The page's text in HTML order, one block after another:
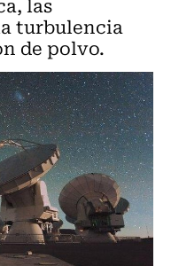
turbulencia
de polvo.